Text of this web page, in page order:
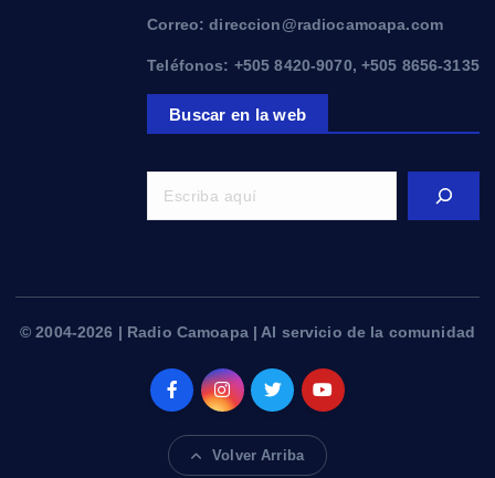
Correo: direccion@radiocamoapa.com
Teléfonos: +505 8420-9070, +505 8656-3135
Buscar en la web
© 2004-2026 | Radio Camoapa | Al servicio de la comunidad
Volver Arriba